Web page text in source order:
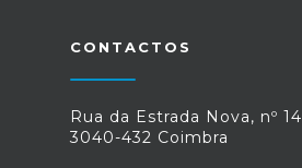
CONTACTOS
Rua da Estrada Nova, nº 14
3040-432 Coimbra